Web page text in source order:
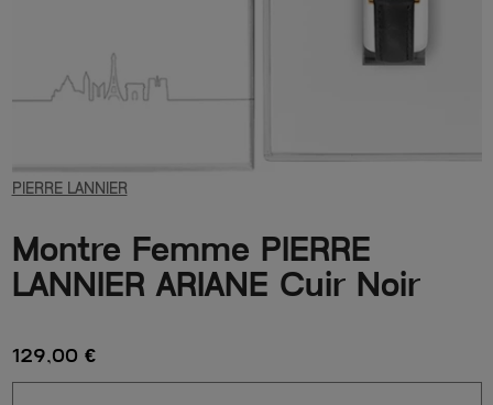
PIERRE LANNIER
Montre Femme PIERRE
LANNIER ARIANE Cuir Noir
129,00 €